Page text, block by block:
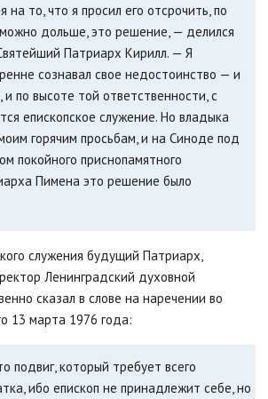
на то, что я просил его отсрочить, по
дольше, это решение, — делился
Патриарх Кирилл. — Я
сознавал свое недостоинство — и
по высоте той ответственности, с
епископское служение. Но владыка
горячим просьбам, и на Синоде под
покойного приснопамятного
Пимена это решение было
служения будущий Патриарх,
Ленинградский духовной
сказал в слове на наречении во
13 марта 1976 года:
подвиг, который требует всего
ибо епископ не принадлежит себе, но